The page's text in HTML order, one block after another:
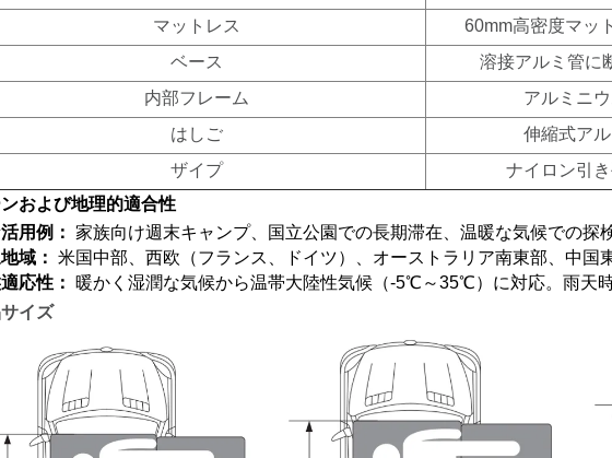
マットレス
60mm高密度マッ
ベース
溶接アルミ管に
内部フレーム
アルミニ
はしご
伸縮式ア
ザイプ
ナイロン引
および地理的適合性
用例： 家族向け週末キャンプ、国立公園での長期滞在、温暖な気候での探
域： 米国中部、西欧（フランス、ドイツ）、オーストラリア南東部、中国
応性： 暖かく湿潤な気候から温帯大陸性気候（-5℃～35℃）に対応。雨天
イズ